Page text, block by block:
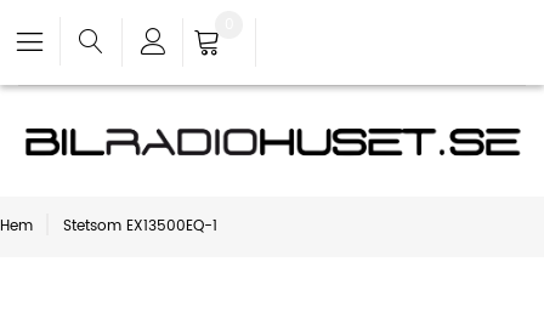
Hem Stetsom EX13500EQ-1